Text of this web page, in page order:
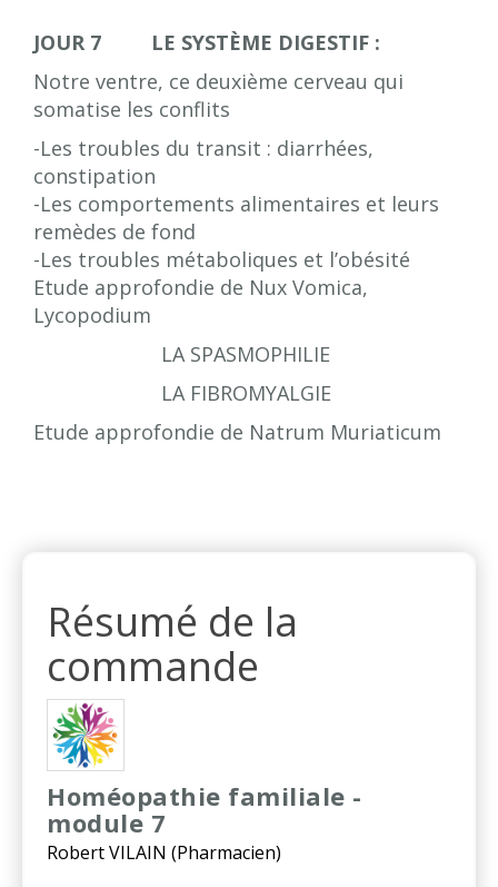
JOUR 7 LE SYSTÈME DIGESTIF :
Notre ventre, ce deuxième cerveau qui
somatise les conflits
-Les troubles du transit : diarrhées,
constipation
-Les comportements alimentaires et leurs
remèdes de fond
-Les troubles métaboliques et l’obésité
Etude approfondie de Nux Vomica,
Lycopodium
LA SPASMOPHILIE
LA FIBROMYALGIE
Etude approfondie de Natrum Muriaticum
Résumé de la
commande
Homéopathie familiale -
module 7
Robert VILAIN (Pharmacien)